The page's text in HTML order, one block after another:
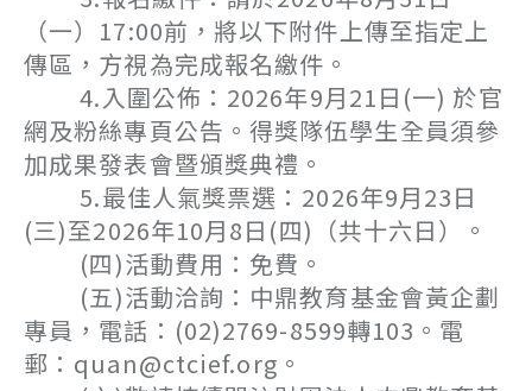
（一）17:00前，將以下附件上傳至指定上
傳區，方視為完成報名繳件。
4.入圍公佈：2026年9月21日(一) 於官
網及粉絲專頁公告。得獎隊伍學生全員須參
加成果發表會暨頒獎典禮。
5.最佳人氣獎票選：2026年9月23日
(三)至2026年10月8日(四)（共十六日）。
(四)活動費用：免費。
(五)活動洽詢：中鼎教育基金會黃企劃
專員，電話：(02)2769-8599轉103。電
郵：quan@ctcief.org。